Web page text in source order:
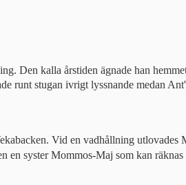
Den kalla årstiden ägnade han
stugan ivrigt lyssnande medan
Vid en vadhållning
syster Mommos-Maj som kan